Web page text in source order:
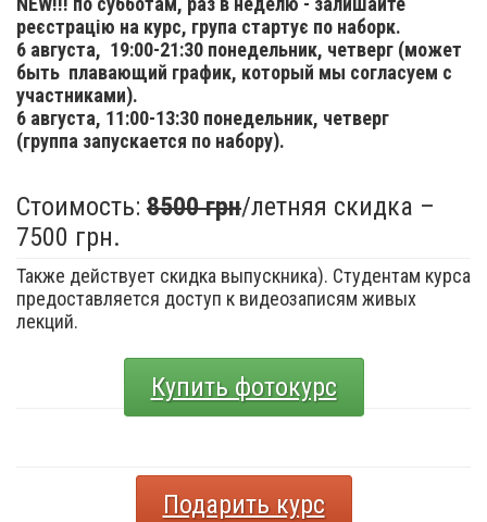
реєстрацію на курс, група стартує по наборк.
6 августа, 19:00-21:30 понедельник, четверг (может
быть плавающий график, который мы согласуем с
участниками).
6 августа, 11:00-13:30 понедельник, четверг
(группа запускается по набору).
Стоимость: 8500 грн/летняя скидка –
7500 грн.
Также действует скидка выпускника). Студентам курса
предоставляется доступ к видеозаписям живых
лекций.
Купить фотокурс
Подарить курс